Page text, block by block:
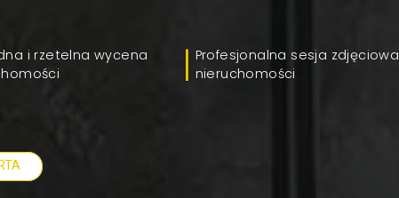
i rzetelna wycena
Profesjonalna sesja zdjęciowa
nieruchomości